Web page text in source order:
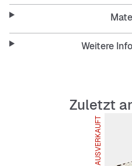
College-Farben. Das
Seiten und die goldenen
Hommage an die
ob du in der Nacht
Reguläre Passform
Obermaterial aus Leder
Textil- und
Weitere
Zuletzt
AUSVERKAUFT